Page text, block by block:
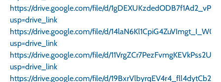
https://drive.google.com/file/d/
usp=drive_link
https://drive.google.com/file/d/
usp=drive_link
https://drive.google.com/file/d/
usp=drive_link
https://drive.google.com/file/d/